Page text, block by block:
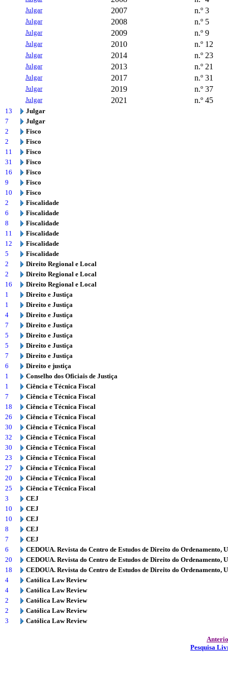
Julgar 2007 n.º 3
Julgar 2008 n.º 5
Julgar 2009 n.º 9
Julgar 2010 n.º 12
Julgar 2014 n.º 23
Julgar 2013 n.º 21
Julgar 2017 n.º 31
Julgar 2019 n.º 37
Julgar 2021 n.º 45
13
Julgar
7
Julgar
2
Fisco
2
Fisco
11
Fisco
31
Fisco
16
Fisco
9
Fisco
10
Fisco
2
Fiscalidade
6
Fiscalidade
8
Fiscalidade
11
Fiscalidade
12
Fiscalidade
5
Fiscalidade
2
Direito Regional e Local
2
Direito Regional e Local
16
Direito Regional e Local
1
Direito e Justiça
1
Direito e Justiça
4
Direito e Justiça
7
Direito e Justiça
5
Direito e Justiça
5
Direito e Justiça
7
Direito e Justiça
6
Direito e justiça
1
Conselho dos Oficiais de Justiça
1
Ciência e Técnica Fiscal
7
Ciência e Técnica Fiscal
18
Ciência e Técnica Fiscal
26
Ciência e Técnica Fiscal
30
Ciência e Técnica Fiscal
32
Ciência e Técnica Fiscal
30
Ciência e Técnica Fiscal
23
Ciência e Técnica Fiscal
27
Ciência e Técnica Fiscal
20
Ciência e Técnica Fiscal
25
Ciência e Técnica Fiscal
3
CEJ
10
CEJ
10
CEJ
8
CEJ
7
CEJ
6
CEDOUA. Revista do Centro de Estudos de Direito do Ordenamento,
20
CEDOUA. Revista do Centro de Estudos de Direito do Ordenamento,
18
CEDOUA. Revista do Centro de Estudos de Direito do Ordenamento,
4
Católica Law Review
4
Católica Law Review
2
Católica Law Review
2
Católica Law Review
3
Católica Law Review
Pesquisa